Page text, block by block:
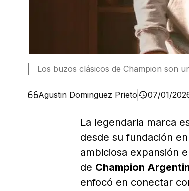
Los buzos clásicos de Champion son
Agustin Dominguez Prieto 07/01/
La legendaria marca
desde su fundación
ambiciosa expansión
de Champion
enfocó en conectar